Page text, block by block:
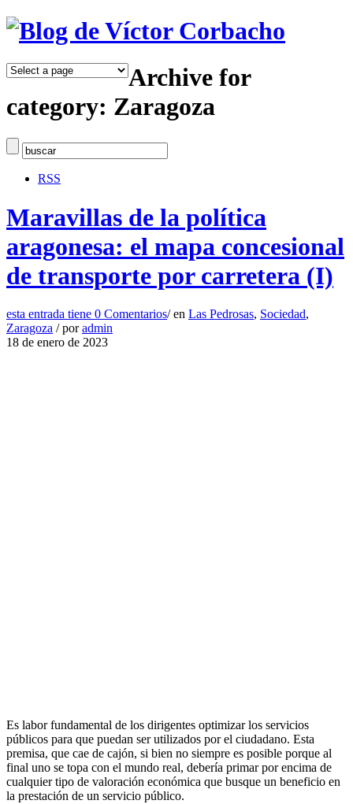
Archive for
category: Zaragoza
RSS
Maravillas de la política
aragonesa: el mapa concesional
de transporte por carretera (I)
esta entrada tiene 0 Comentarios/ en Las Pedrosas, Sociedad,
Zaragoza / poradmin
18 de enero de 2023
Es labor fundamental de los dirigentes optimizar los servicios
públicos para que puedan ser utilizados por el ciudadano. Esta
premisa, que cae de cajón, si bien no siempre es posible porque al
final uno se topa con el mundo real, debería primar por encima de
cualquier tipo de valoración económica que busque un beneficio en
la prestación de un servicio público.